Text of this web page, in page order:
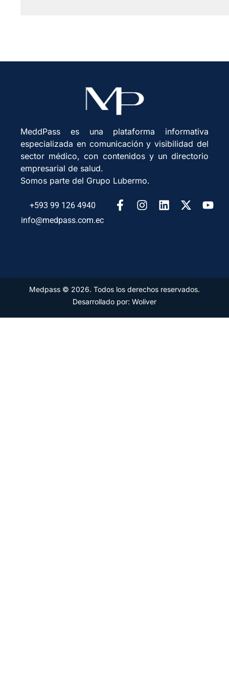
MeddPass es una plataforma informativa
especializada en comunicación y visibilidad del
sector médico, con contenidos y un directorio
empresarial de salud.
Somos parte del Grupo Lubermo.
+593 99 126 4940
info@medpass.com.ec
Medpass © 2026. Todos los derechos reservados.
Desarrollado por: Woliver